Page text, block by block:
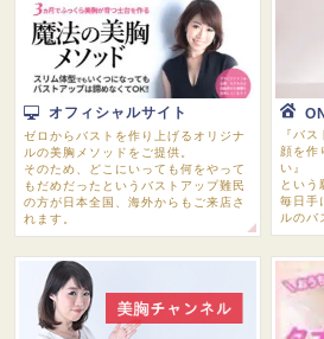
オフィシャルサイト
ゼロからバストを作り上げるオリジナ
ルの美胸メソッドをご提供。
そのため、どこにいっても何をやって
もだめだったというバストアップ難民
の方が日本全国、海外からもご来店さ
れます。
『バ
顔を作
い』
という
毎日手
ルのバ